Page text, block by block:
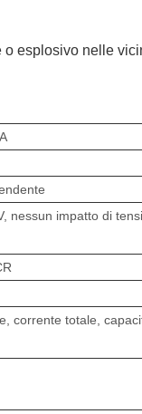
esplosivo nelle
nessun impatto di
corrente totale,